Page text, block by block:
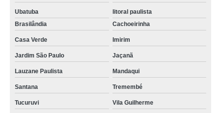
Ubatuba
litoral paulista
Brasilândia
Cachoeirinha
Casa Verde Imirim
Jardim São Paulo Jaçanã
Lauzane Paulista Mandaqui
Santana Tremembé
Tucuruvi Vila Guilherme